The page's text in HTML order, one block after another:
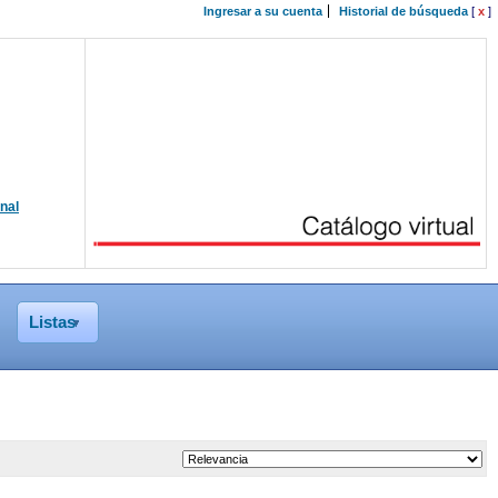
Ingresar a su cuenta Historial de búsqueda[ x ]
Listas